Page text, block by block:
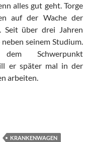
alles gut geht. Torge
auf der Wache der
Seit über drei Jahren
seinem Studium.
dem Schwerpunkt
er später mal in der
arbeiten.
KRANKENWAGEN